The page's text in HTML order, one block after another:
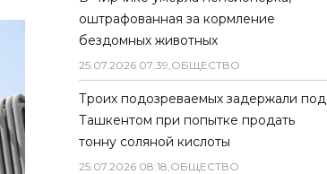
оштрафованная за кормление
бездомных животных
25.07.2026 07:39,ОБЩЕСТВО
Троих подозреваемых задержали под
Ташкентом при попытке продать
тонну соляной кислоты
25.07.2026 08:18,ОБЩЕСТВО